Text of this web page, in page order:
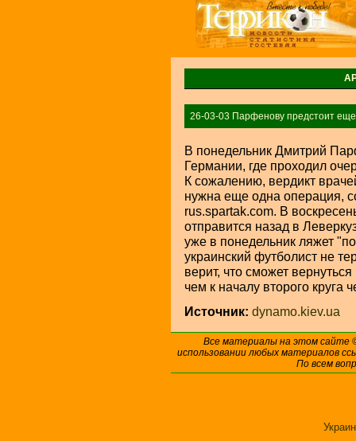
26-03-03 Парфенову предстоит
В понедельник Дмитрий
Германии, где проходил
К сожалению, вердикт
нужна еще одна операция,
rus.spartak.com. В
отправится назад в
уже в понедельник ляжет
украинский футболист не
верит, что сможет
чем к началу второго круга
Источник: dynamo.kiev.ua
Все материалы на этом сайте
использовании любых материалов
По всем